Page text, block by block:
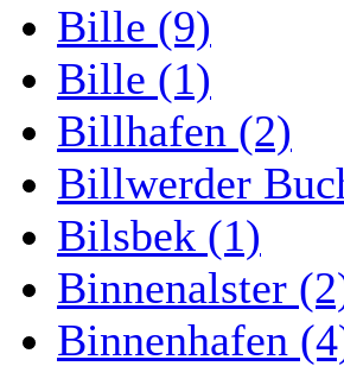
Bille (9)
Bille (1)
Billhafen (2)
Billwerder
Bilsbek (1)
Binnenalster
Binnenhafen